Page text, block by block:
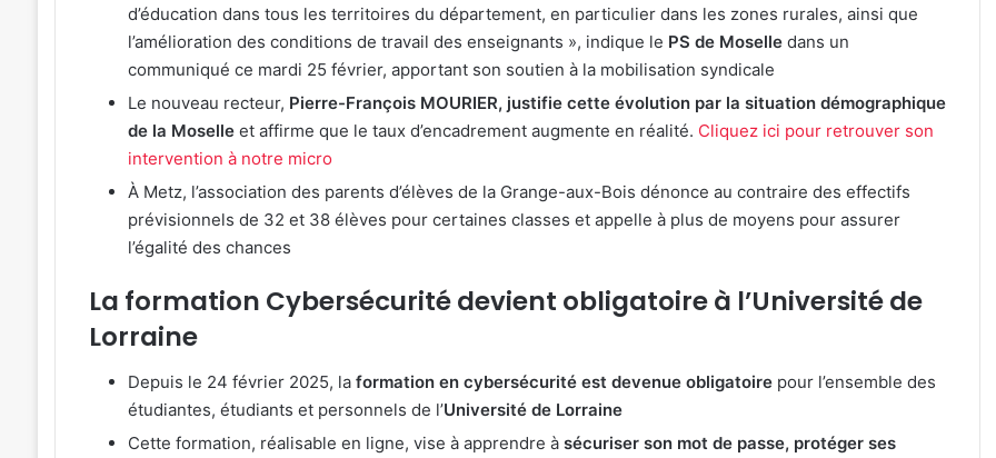
d’éducation dans tous les territoires du département, en particulier dans les zones rurales, ainsi que
l’amélioration des conditions de travail des enseignants », indique le PS de Moselle dans un
communiqué ce mardi 25 février, apportant son soutien à la mobilisation syndicale
Le nouveau recteur, Pierre-François MOURIER, justifie cette évolution par la situation démographique
de la Moselle et affirme que le taux d’encadrement augmente en réalité. Cliquez ici pour retrouver son
intervention à notre micro
À Metz, l’association des parents d’élèves de la Grange-aux-Bois dénonce au contraire des effectifs
prévisionnels de 32 et 38 élèves pour certaines classes et appelle à plus de moyens pour assurer
l’égalité des chances
La formation Cybersécurité devient obligatoire à l’Université de
Lorraine
Depuis le 24 février 2025, laformation en cybersécurité est devenue obligatoirepour l’ensemble des
étudiantes, étudiants et personnels de l’Université de Lorraine
Cette formation, réalisable en ligne, vise à apprendre à sécuriser son mot de passe, protéger ses